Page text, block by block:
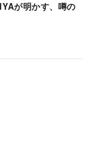
が明かす、噂の